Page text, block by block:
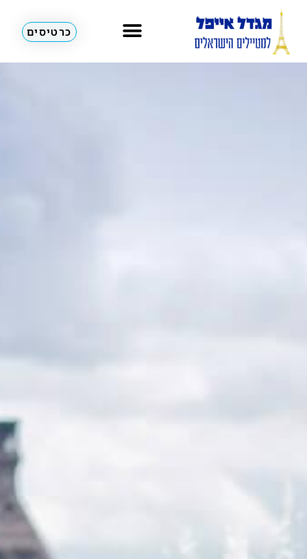
כרטיסים